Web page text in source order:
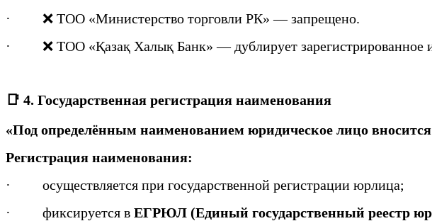
· ❌ ТОО «Министерство торговли РК» — запрещено.
· ❌ ТОО «Қазақ Халық Банк» — дублирует зарегистрированное
📑 4. Государственная регистрация наименования
«Под определённым наименованием юридическое лицо
Регистрация наименования:
· осуществляется при государственной регистрации юрлица;
· фиксируется в ЕГРЮЛ (Единый государственный реестр